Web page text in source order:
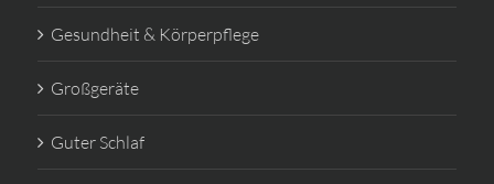
Gesundheit & Körperpflege
Großgeräte
Guter Schlaf